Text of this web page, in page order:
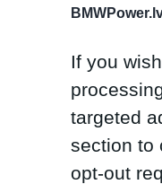
If you
targeted
section to
opt-out
BMWPower.lv darbojas
2002. gada 14. maija. Tas nav auto klubs
AG.